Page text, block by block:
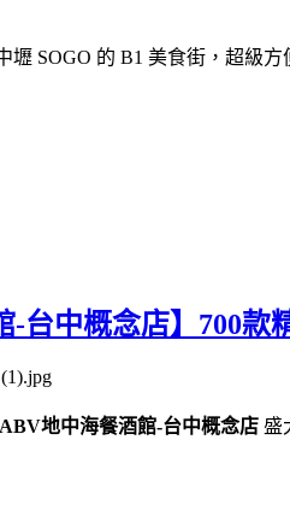
SOGO 的 B1 美食街，超級
台中概念店】700款
ABV地中海餐酒館-台中概念店 盛